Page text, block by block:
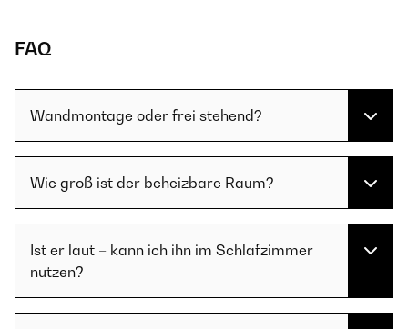
FAQ
Wandmontage oder frei stehend?
Wie groß ist der beheizbare Raum?
Ist er laut – kann ich ihn im Schlafzimmer
nutzen?